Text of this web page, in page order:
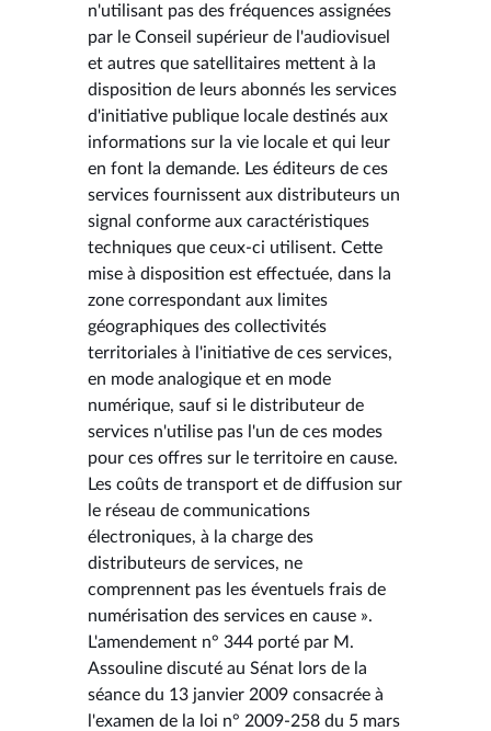
n'utilisant pas des fréquences assignées
par le Conseil supérieur de l'audiovisuel
et autres que satellitaires mettent à la
disposition de leurs abonnés les services
d'initiative publique locale destinés aux
informations sur la vie locale et qui leur
en font la demande. Les éditeurs de ces
services fournissent aux distributeurs un
signal conforme aux caractéristiques
techniques que ceux-ci utilisent. Cette
mise à disposition est effectuée, dans la
zone correspondant aux limites
géographiques des collectivités
territoriales à l'initiative de ces services,
en mode analogique et en mode
numérique, sauf si le distributeur de
services n'utilise pas l'un de ces modes
pour ces offres sur le territoire en cause.
Les coûts de transport et de diffusion sur
le réseau de communications
électroniques, à la charge des
distributeurs de services, ne
comprennent pas les éventuels frais de
numérisation des services en cause ».
L'amendement n° 344 porté par M.
Assouline discuté au Sénat lors de la
séance du 13 janvier 2009 consacrée à
l'examen de la loi n° 2009-258 du 5 mars